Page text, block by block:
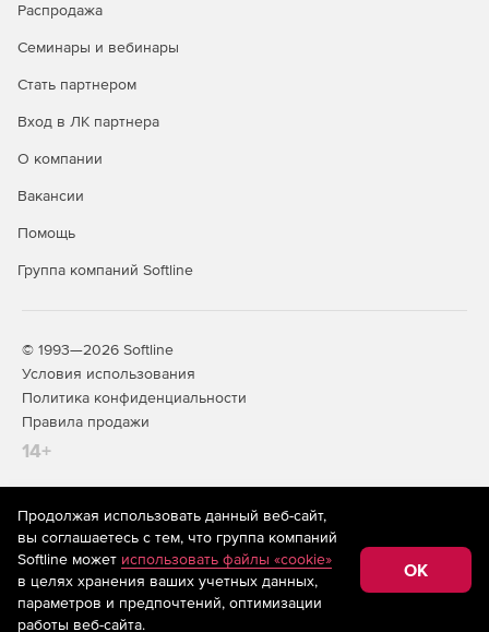
Распродажа
Семинары и вебинары
Стать партнером
Вход в ЛК партнера
О компании
Вакансии
Помощь
Группа компаний Softline
© 1993—2026 Softline
Условия использования
Политика конфиденциальности
Правила продажи
14+
На информационном ресурсе store.softline.ru применяются
рекомендательные технологии(информационные технологии
предоставления информации на основе сбора,
систематизации и анализа сведений, относящихся к
предпочтениям пользователей сети «Интернет»,
находящихся на территории Российской Федерации)
Продолжая использовать данный веб-сайт,
вы соглашаетесь с тем, что группа компаний
Softline может использовать файлы «cookie»
в целях хранения ваших учетных данных,
параметров и предпочтений, оптимизации
работы веб-сайта.
OK